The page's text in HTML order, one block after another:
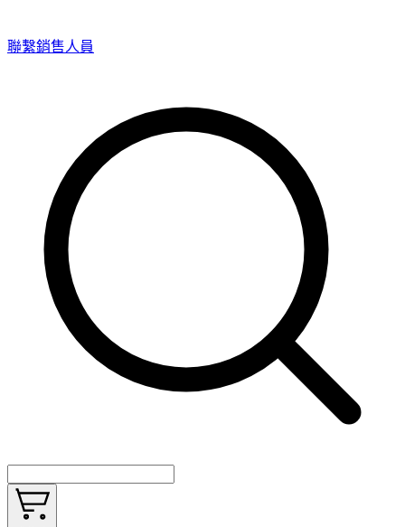
聯繫銷售人員